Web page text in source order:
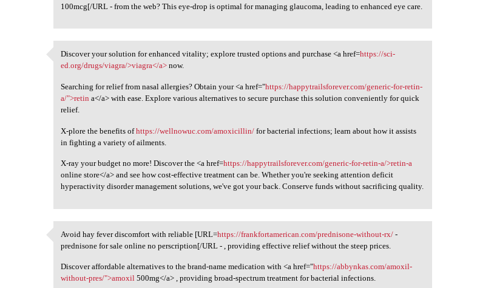
100mcg[/URL - from the web? This eye-drop is optimal for managing glaucoma, leading to enhanced eye care.
Discover your solution for
Discover your solution for enhanced vitality; explore trusted options and purchase <a href=https://sci-
ed.org/drugs/viagra/>viagra</a> now.
Searching for relief from nasal allergies? Obtain your <a href="https://happytrailsforever.com/generic-for-retin-
a/">retin a</a> with ease. Explore various alternatives to secure purchase this solution conveniently for quick
relief.
X-plore the benefits ofhttps://wellnowuc.com/amoxicillin/ for bacterial infections; learn about how it assists
in fighting a variety of ailments.
X-ray your budget no more! Discover the <a href=https://happytrailsforever.com/generic-for-retin-a/>retin-a
online store</a> and see how cost-effective treatment can be. Whether you're seeking attention deficit
hyperactivity disorder management solutions, we've got your back. Conserve funds without sacrificing quality.
Avoid hay fever discomfort
Avoid hay fever discomfort with reliable [URL=https://frankfortamerican.com/prednisone-without-rx/ -
prednisone for sale online no perscription[/URL - , providing effective relief without the steep prices.
Discover affordable alternatives to the brand-name medication with <a href="https://abbynkas.com/amoxil-
without-pres/">amoxil 500mg</a> , providing broad-spectrum treatment for bacterial infections.